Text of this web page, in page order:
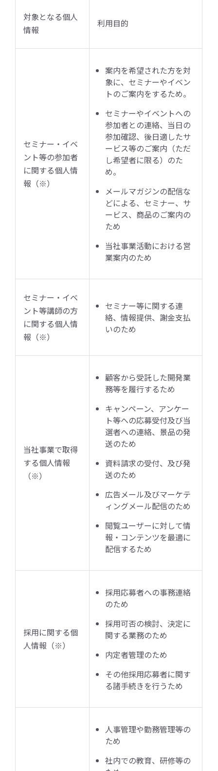
対象となる個人
情報
利用目的
セミナー・イベ
ント等の参加者
に関する個人情
報（※）
案内を希望された方を対
象に、セミナーやイベン
トのご案内をするため。
セミナーやイベントへの
参加者との連絡、当日の
参加確認、後日適したサ
ービス等のご案内（ただ
し希望者に限る）のた
め。
メールマガジンの配信な
どによる、セミナー、サ
ービス、商品のご案内の
ため
当社事業活動における営
業案内のため
セミナー・イベ
ント等講師の方
に関する個人情
報（※）
セミナー等に関する連
絡、情報提供、謝金支払
いのため
当社事業で取得
する個人情報
（※）
顧客から受託した開発業
務等を履行するため
キャンペーン、アンケー
ト等への応募受付及び当
選者への連絡、景品の発
送のため
資料請求の受付、及び発
送のため
広告メール及びマーケテ
ィングメール配信のため
閲覧ユーザーに対して情
報・コンテンツを最適に
配信するため
採用に関する個
人情報（※）
採用応募者への事務連絡
のため
採用可否の検討、決定に
関する業務のため
内定者管理のため
その他採用応募者に関す
る諸手続きを行うため
人事管理や勤務管理等の
ため
社内での教育、研修等の